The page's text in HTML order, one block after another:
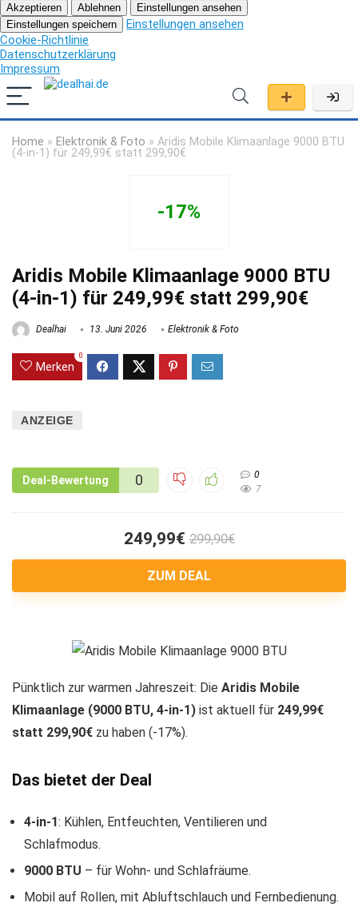
Akzeptieren Ablehnen
Einstellungen ansehen
Einstellungen speichern
Einstellungen ansehen
Cookie-Richtlinie
Datenschutzerklärung
Impressum
Home » Elektronik & Foto » Aridis Mobile Klimaanlage 9000 BTU
(4-in-1) für 249,99€ statt 299,90€
-17%
Aridis Mobile Klimaanlage 9000 BTU
(4-in-1) für 249,99€ statt 299,90€
Dealhai 13. Juni 2026 Elektronik & Foto
Merken
0
ANZEIGE
Deal-Bewertung 0
0
7
249,99€ 299,90€
ZUM DEAL
Pünktlich zur warmen Jahreszeit: Die Aridis Mobile
Klimaanlage (9000 BTU, 4-in-1) ist aktuell für 249,99€
statt 299,90€ zu haben (-17%).
Das bietet der Deal
4-in-1: Kühlen, Entfeuchten, Ventilieren und
Schlafmodus.
9000 BTU – für Wohn- und Schlafräume.
Mobil auf Rollen, mit Abluftschlauch und Fernbedienung.